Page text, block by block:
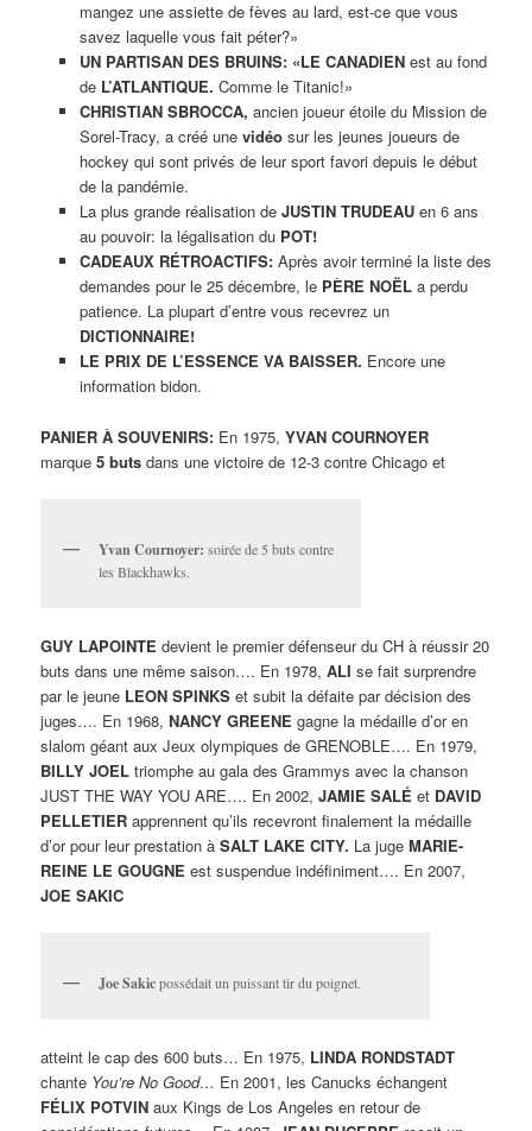
mangez une assiette de fèves au lard, est-ce que vous
savez laquelle vous fait péter?»
UN PARTISAN DES BRUINS: «LE CANADIENest au fond
de L’ATLANTIQUE. Comme le Titanic!»
CHRISTIAN SBROCCA, ancien joueur étoile du Mission de
Sorel-Tracy, a créé une vidéosur les jeunes joueurs de
hockey qui sont privés de leur sport favori depuis le début
de la pandémie.
La plus grande réalisation de JUSTIN TRUDEAUen 6 ans
au pouvoir: la légalisation du POT!
CADEAUX RÉTROACTIFS: Après avoir terminé la liste des
demandes pour le 25 décembre, le PÈRE NOËLa perdu
patience. La plupart d’entre vous recevrez un
DICTIONNAIRE!
LE PRIX DE L’ESSENCE VA BAISSER. Encore une
information bidon.
PANIER À SOUVENIRS: En 1975,YVAN COURNOYER
marque5 buts dans une victoire de 12-3 contre Chicago et
Yvan Cournoyer: soirée de 5 buts contre
les Blackhawks.
GUY LAPOINTE devient le premier défenseur du CH à réussir 20
buts dans une même saison…. En 1978,ALI se fait surprendre
par le jeune LEON SPINKS et subit la défaite par décision des
juges…. En 1968,NANCY GREENE gagne la médaille d’or en
slalom géant aux Jeux olympiques de GRENOBLE…. En 1979,
BILLY JOEL triomphe au gala des Grammys avec la chanson
JUST THE WAY YOU ARE…. En 2002,JAMIE SALÉ et DAVID
PELLETIER apprennent qu’ils recevront finalement la médaille
d’or pour leur prestation àSALT LAKE CITY. La jugeMARIE-
REINE LE GOUGNE est suspendue indéfiniment…. En 2007,
JOE SAKIC
Joe Sakicpossédait un puissant tir du poignet.
atteint le cap des 600 buts… En 1975, LINDA RONDSTADT
chante You’re No Good… En 2001, les Canucks échangent
FÉLIX POTVIN aux Kings de Los Angeles en retour de